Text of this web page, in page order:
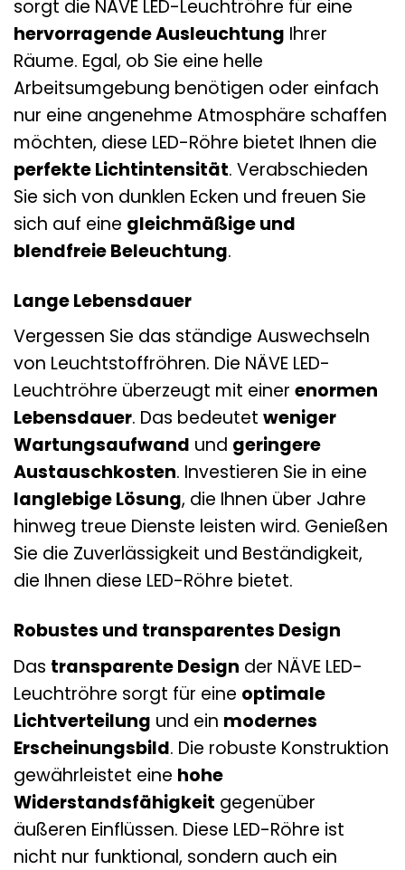
sorgt die NÄVE LED-Leuchtröhre für eine
hervorragende Ausleuchtung Ihrer
Räume. Egal, ob Sie eine helle
Arbeitsumgebung benötigen oder einfach
nur eine angenehme Atmosphäre schaffen
möchten, diese LED-Röhre bietet Ihnen die
perfekte Lichtintensität. Verabschieden
Sie sich von dunklen Ecken und freuen Sie
sich auf eine gleichmäßige und
blendfreie Beleuchtung.
Lange Lebensdauer
Vergessen Sie das ständige Auswechseln
von Leuchtstoffröhren. Die NÄVE LED-
Leuchtröhre überzeugt mit einer enormen
Lebensdauer. Das bedeutet weniger
Wartungsaufwand und geringere
Austauschkosten. Investieren Sie in eine
langlebige Lösung, die Ihnen über Jahre
hinweg treue Dienste leisten wird. Genießen
Sie die Zuverlässigkeit und Beständigkeit,
die Ihnen diese LED-Röhre bietet.
Robustes und transparentes Design
Das transparente Design der NÄVE LED-
Leuchtröhre sorgt für eine optimale
Lichtverteilung und ein modernes
Erscheinungsbild. Die robuste Konstruktion
gewährleistet eine hohe
Widerstandsfähigkeit gegenüber
äußeren Einflüssen. Diese LED-Röhre ist
nicht nur funktional, sondern auch ein